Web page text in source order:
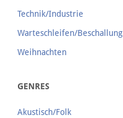
Technik/Industrie
Warteschleifen/Beschallung
Weihnachten
GENRES
Akustisch/Folk